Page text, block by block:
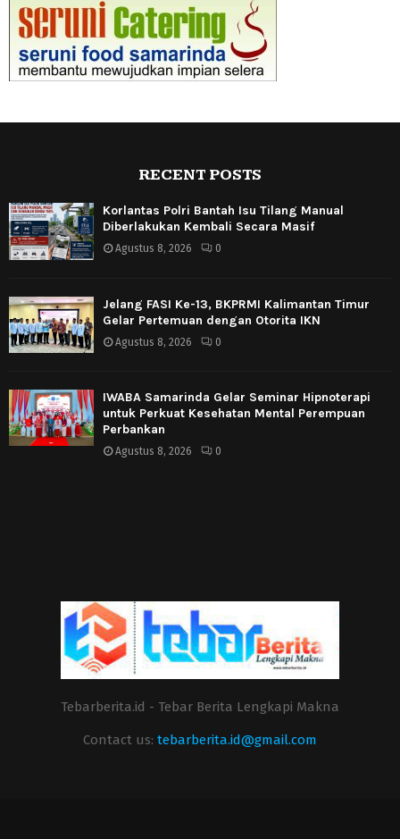
RECENT POSTS
Korlantas Polri Bantah Isu Tilang Manual
Diberlakukan Kembali Secara Masif
Agustus 8, 2026 0
Jelang FASI Ke-13, BKPRMI Kalimantan Timur
Gelar Pertemuan dengan Otorita IKN
Agustus 8, 2026 0
IWABA Samarinda Gelar Seminar Hipnoterapi
untuk Perkuat Kesehatan Mental Perempuan
Perbankan
Agustus 8, 2026 0
Tebarberita.id - Tebar Berita Lengkapi Makna
Contact us: tebarberita.id@gmail.com